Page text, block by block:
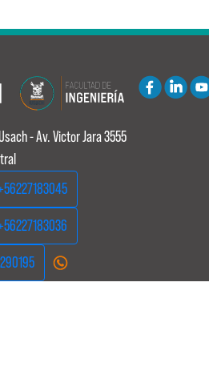
- Av. Victor Jara 3555